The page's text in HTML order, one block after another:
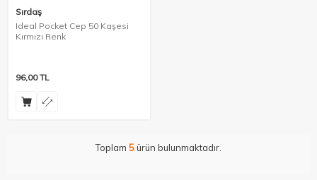
Sırdaş
Ideal Pocket Cep 50 Kaşesi
Kırmızı Renk
96,00TL
Toplam 5ürün bulunmaktadır.